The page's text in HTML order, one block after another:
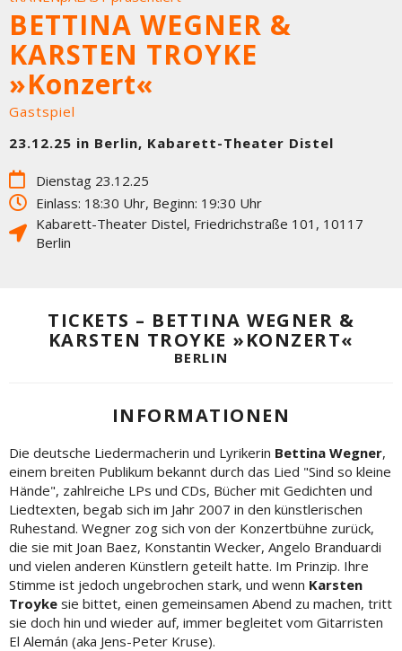
BETTINA WEGNER &
KARSTEN TROYKE
»Konzert«
Gastspiel
23.12.25 in Berlin, Kabarett-Theater Distel
Dienstag 23.12.25
Einlass: 18:30 Uhr, Beginn: 19:30 Uhr
Kabarett-Theater Distel, Friedrichstraße 101 , 10117
Berlin
TICKETS – BETTINA WEGNER &
KARSTEN TROYKE »KONZERT«
BERLIN
INFORMATIONEN
Die deutsche Liedermacherin und Lyrikerin Bettina Wegner,
einem breiten Publikum bekannt durch das Lied "Sind so kleine
Hände", zahlreiche LPs und CDs, Bücher mit Gedichten und
Liedtexten, begab sich im Jahr 2007 in den künstlerischen
Ruhestand. Wegner zog sich von der Konzertbühne zurück,
die sie mit Joan Baez, Konstantin Wecker, Angelo Branduardi
und vielen anderen Künstlern geteilt hatte. Im Prinzip. Ihre
Stimme ist jedoch ungebrochen stark, und wenn Karsten
Troyke sie bittet, einen gemeinsamen Abend zu machen, tritt
sie doch hin und wieder auf, immer begleitet vom Gitarristen
El Alemán (aka Jens-Peter Kruse).